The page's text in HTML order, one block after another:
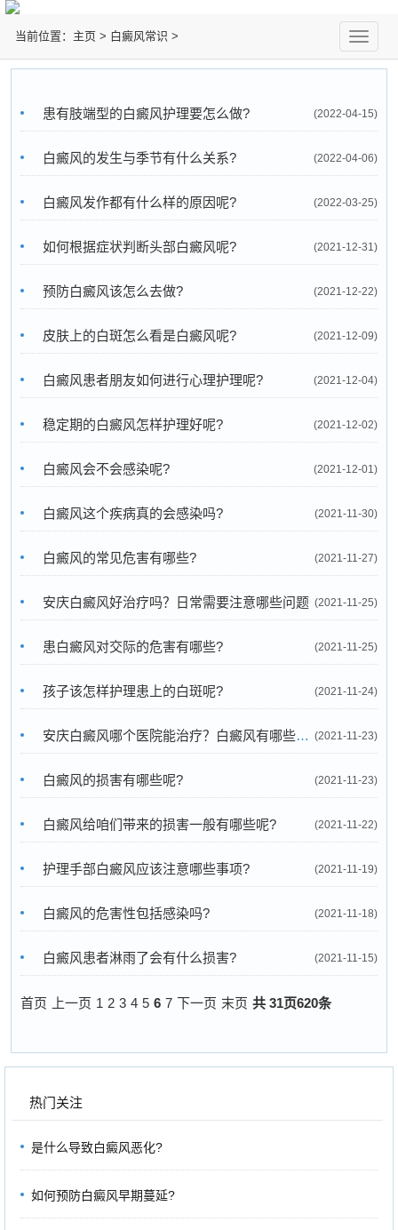
当前位置： 主页 > 白癜风常识 >
切
换
(2022-04-15)
患有肢端型的白癜风护理要怎么做?
(2022-04-06)
白癜风的发生与季节有什么关系?
(2022-03-25)
白癜风发作都有什么样的原因呢?
(2021-12-31)
如何根据症状判断头部白癜风呢?
(2021-12-22)
预防白癜风该怎么去做?
(2021-12-09)
皮肤上的白斑怎么看是白癜风呢?
(2021-12-04)
白癜风患者朋友如何进行心理护理呢?
(2021-12-02)
稳定期的白癜风怎样护理好呢?
(2021-12-01)
白癜风会不会感染呢?
(2021-11-30)
白癜风这个疾病真的会感染吗?
(2021-11-27)
白癜风的常见危害有哪些?
(2021-11-25)
安庆白癜风好治疗吗？日常需要注意哪些问题
(2021-11-25)
患白癜风对交际的危害有哪些?
(2021-11-24)
孩子该怎样护理患上的白斑呢?
(2021-11-23)
安庆白癜风哪个医院能治疗？白癜风有哪些阶段
(2021-11-23)
白癜风的损害有哪些呢?
(2021-11-22)
白癜风给咱们带来的损害一般有哪些呢?
(2021-11-19)
护理手部白癜风应该注意哪些事项?
(2021-11-18)
白癜风的危害性包括感染吗?
(2021-11-15)
白癜风患者淋雨了会有什么损害?
首页 上一页 1 2 3 4 5 6 7 下一页 末页 共 31页620条
热门关注
是什么导致白癜风恶化?
如何预防白癜风早期蔓延?